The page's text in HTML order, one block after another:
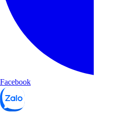
Facebook